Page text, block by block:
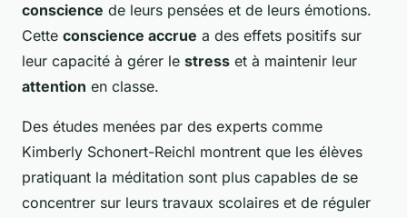
conscience de leurs pensées et de leurs émotions.
Cette conscience accrue a des effets positifs sur
leur capacité à gérer le stress et à maintenir leur
attention en classe.
Des études menées par des experts comme
Kimberly Schonert-Reichl montrent que les élèves
pratiquant la méditation sont plus capables de se
concentrer sur leurs travaux scolaires et de réguler